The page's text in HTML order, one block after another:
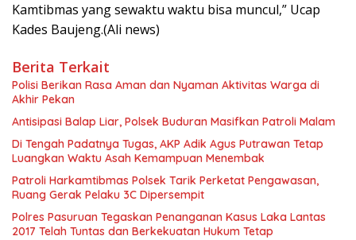
Kamtibmas yang sewaktu waktu bisa muncul,” Ucap
Kades Baujeng.(Ali news)
Berita Terkait
Polisi Berikan Rasa Aman dan Nyaman Aktivitas Warga di
Akhir Pekan
Antisipasi Balap Liar, Polsek Buduran Masifkan Patroli Malam
Di Tengah Padatnya Tugas, AKP Adik Agus Putrawan Tetap
Luangkan Waktu Asah Kemampuan Menembak
Patroli Harkamtibmas Polsek Tarik Perketat Pengawasan,
Ruang Gerak Pelaku 3C Dipersempit
Polres Pasuruan Tegaskan Penanganan Kasus Laka Lantas
2017 Telah Tuntas dan Berkekuatan Hukum Tetap